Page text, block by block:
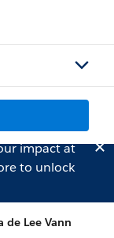
impact at
to unlock
de Lee Vann